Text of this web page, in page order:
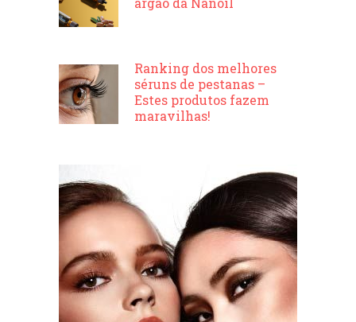
Ranking dos melhores
séruns de pestanas –
Estes produtos fazem
maravilhas!